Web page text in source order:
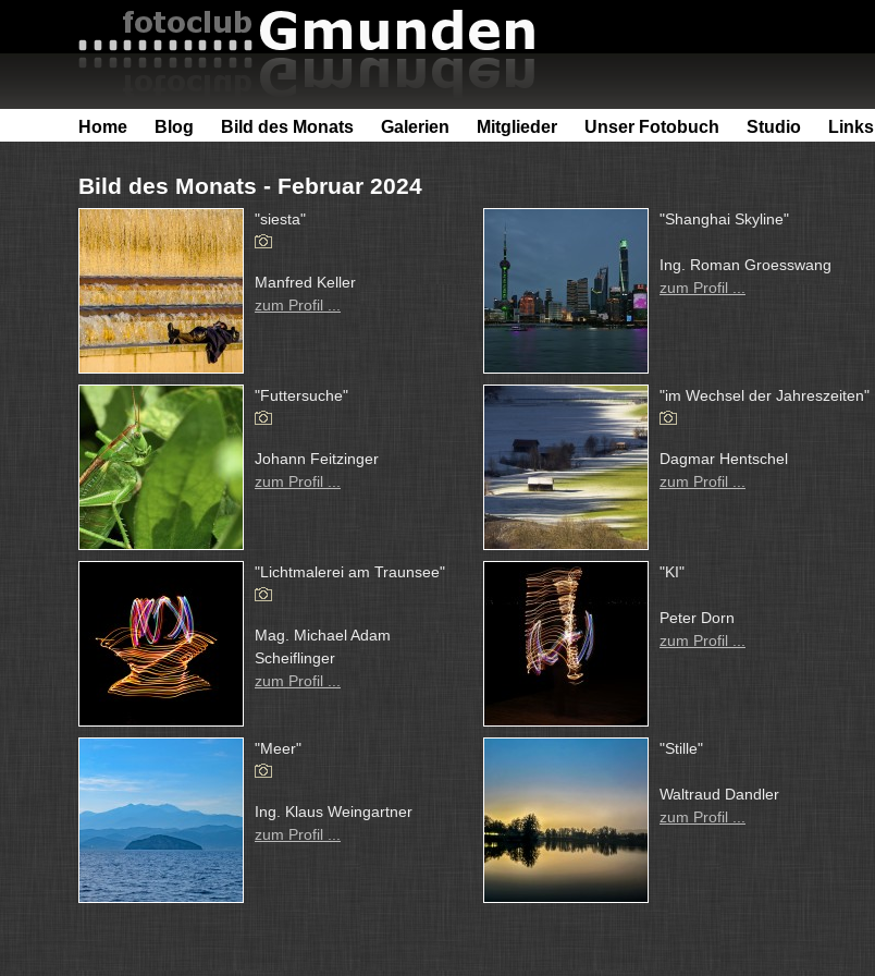
Home Blog Bild des Monats Galerien Mitglieder Unser Fotobuch Studio Links
Bild des Monats - Februar 2024
"siesta"
Manfred Keller
zum Profil ...
"Shanghai Skyline"
Ing. Roman Groesswang
zum Profil ...
"Futtersuche"
Johann Feitzinger
zum Profil ...
"im Wechsel der Jahreszeiten"
Dagmar Hentschel
zum Profil ...
"Lichtmalerei am Traunsee"
Mag. Michael Adam
Scheiflinger
zum Profil ...
"KI"
Peter Dorn
zum Profil ...
"Meer"
Ing. Klaus Weingartner
zum Profil ...
"Stille"
Waltraud Dandler
zum Profil ...